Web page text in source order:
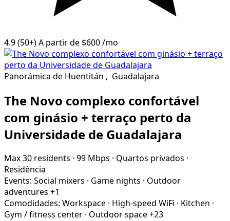
4.9(50+)A partir de $600/mo
Panorámica de Huentitán , Guadalajara
The Novo complexo confortável
com ginásio + terraço perto da
Universidade de Guadalajara
Max 30 residents · 99 Mbps · Quartos privados ·
Residência
Events: Social mixers · Game nights · Outdoor
adventures +1
Comodidades: Workspace · High-speed WiFi · Kitchen ·
Gym / fitness center · Outdoor space+23